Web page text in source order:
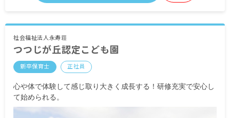
交通費全額支給
賞与年2回 計3.0カ月分※予定
※試用期間有
社会福祉法人永寿荘
つつじが丘認定こども園
新卒保育士 正社員
心や体で体験して感じ取り大きく成長する！研修充実で安心し
て始められる。